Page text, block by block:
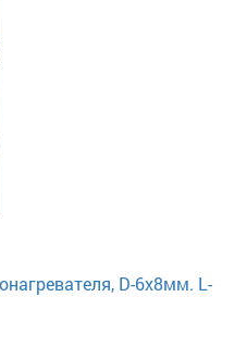
D-6х8мм. L-